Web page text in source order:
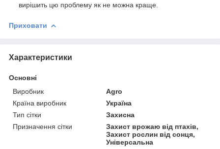
вирішить цю проблему як не можна краще.
Приховати
Характеристики
Основні
Виробник
Agro
Країна виробник
Україна
Тип сітки
Захисна
Призначення сітки
Захист врожаю від птахів,
Захист рослин від сонця,
Універсальна